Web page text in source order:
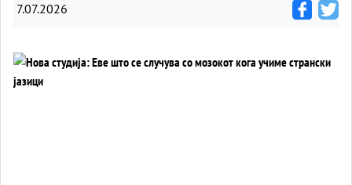
7.07.2026